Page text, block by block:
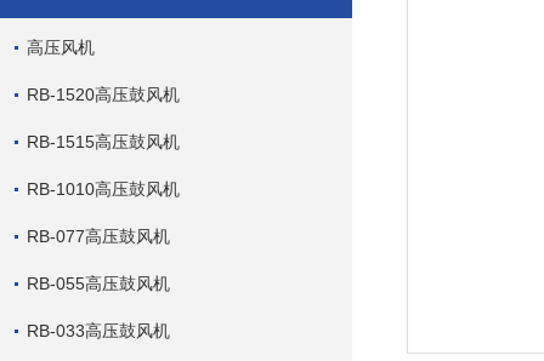
高压风机
RB-1520高压鼓风机
RB-1515高压鼓风机
RB-1010高压鼓风机
RB-077高压鼓风机
RB-055高压鼓风机
RB-033高压鼓风机